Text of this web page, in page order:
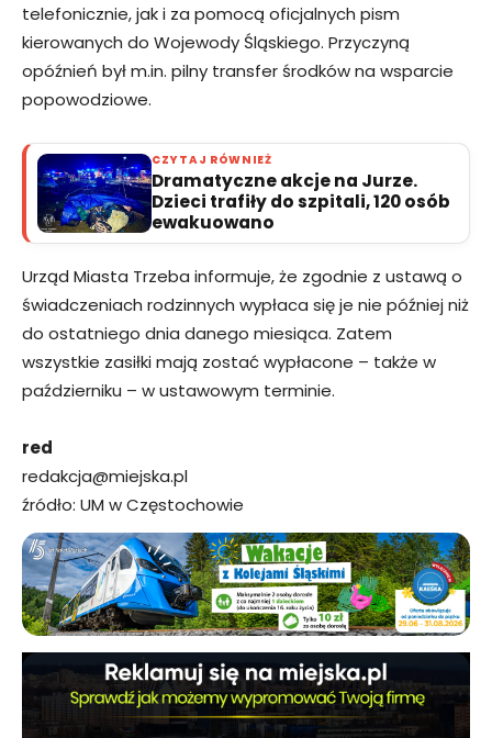
telefonicznie, jak i za pomocą oficjalnych pism
kierowanych do Wojewody Śląskiego. Przyczyną
opóźnień był m.in. pilny transfer środków na wsparcie
popowodziowe.
CZYTAJ RÓWNIEŻ
Dramatyczne akcje na Jurze.
Dzieci trafiły do szpitali, 120 osób
ewakuowano
Urząd Miasta Trzeba informuje, że zgodnie z ustawą o
świadczeniach rodzinnych wypłaca się je nie później niż
do ostatniego dnia danego miesiąca. Zatem
wszystkie zasiłki mają zostać wypłacone – także w
październiku – w ustawowym terminie.
red
redakcja@miejska.pl
źródło: UM w Częstochowie